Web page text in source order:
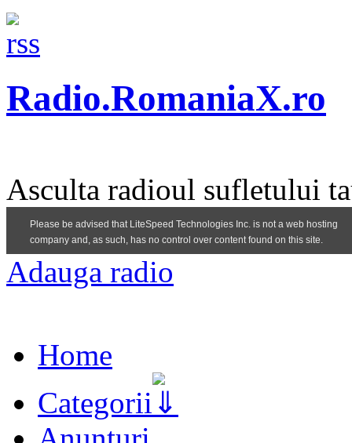
Radio.RomaniaX.ro
Asculta radioul sufletului
Adauga radio
Home
Categorii